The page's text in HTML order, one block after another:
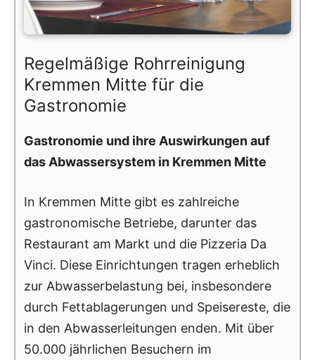
Regelmäßige Rohrreinigung
Kremmen Mitte für die
Gastronomie
Gastronomie und ihre Auswirkungen auf
das Abwassersystem in Kremmen Mitte
In Kremmen Mitte gibt es zahlreiche
gastronomische Betriebe, darunter das
Restaurant am Markt und die Pizzeria Da
Vinci. Diese Einrichtungen tragen erheblich
zur Abwasserbelastung bei, insbesondere
durch Fettablagerungen und Speisereste, die
in den Abwasserleitungen enden. Mit über
50.000 jährlichen Besuchern im